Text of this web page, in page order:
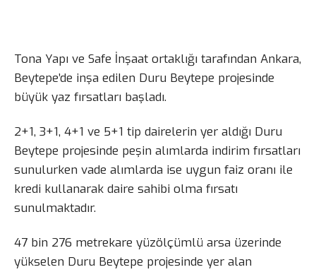
Tona Yapı ve Safe İnşaat ortaklığı tarafından Ankara,
Beytepe’de inşa edilen Duru Beytepe projesinde
büyük yaz fırsatları başladı.
2+1, 3+1, 4+1 ve 5+1 tip dairelerin yer aldığı Duru
Beytepe projesinde peşin alımlarda indirim fırsatları
sunulurken vade alımlarda ise uygun faiz oranı ile
kredi kullanarak daire sahibi olma fırsatı
sunulmaktadır.
47 bin 276 metrekare yüzölçümlü arsa üzerinde
yükselen Duru Beytepe projesinde yer alan